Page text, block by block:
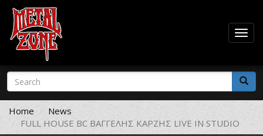
Skip
main
content
Search
form
Search
Home
News
FULL HOUSE BC ΒΑΓΓΕΛΗΣ ΚΑΡΖΗΣ LIVE IN STUDIO